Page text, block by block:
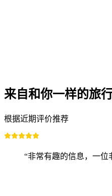
来自和你一样的旅
根据近期评价推荐
“非常有趣的信息，一位